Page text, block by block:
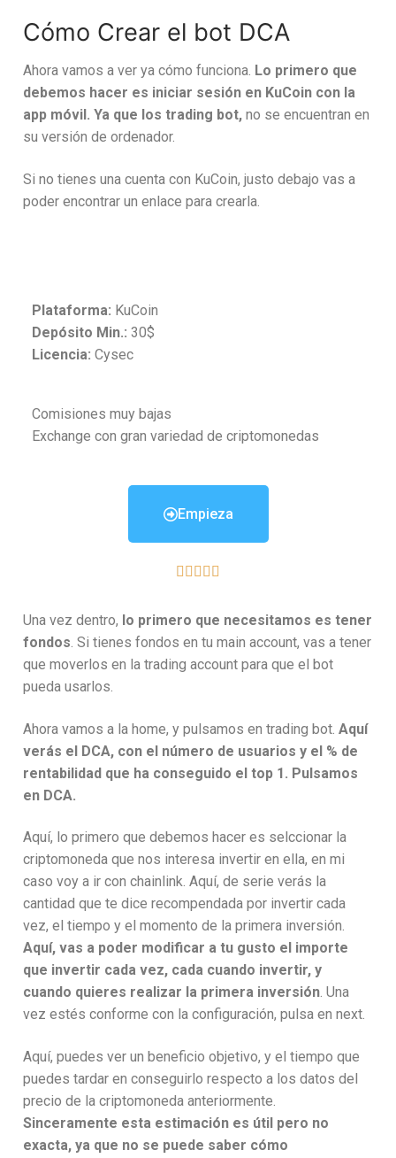
Cómo Crear el bot DCA
Ahora vamos a ver ya cómo funciona. Lo primero que
debemos hacer es iniciar sesión en KuCoin con la
app móvil. Ya que los trading bot, no se encuentran en
su versión de ordenador.
Si no tienes una cuenta con KuCoin, justo debajo vas a
poder encontrar un enlace para crearla.
Plataforma: KuCoin
Depósito Min.: 30$
Licencia: Cysec
Comisiones muy bajas
Exchange con gran variedad de criptomonedas
Empieza
    
Una vez dentro, lo primero que necesitamos es tener
fondos. Si tienes fondos en tu main account, vas a tener
que moverlos en la trading account para que el bot
pueda usarlos.
Ahora vamos a la home, y pulsamos en trading bot. Aquí
verás el DCA, con el número de usuarios y el % de
rentabilidad que ha conseguido el top 1. Pulsamos
en DCA.
Aquí, lo primero que debemos hacer es selccionar la
criptomoneda que nos interesa invertir en ella, en mi
caso voy a ir con chainlink. Aquí, de serie verás la
cantidad que te dice recompendada por invertir cada
vez, el tiempo y el momento de la primera inversión.
Aquí, vas a poder modificar a tu gusto el importe
que invertir cada vez, cada cuando invertir, y
cuando quieres realizar la primera inversión. Una
vez estés conforme con la configuración, pulsa en next.
Aquí, puedes ver un beneficio objetivo, y el tiempo que
puedes tardar en conseguirlo respecto a los datos del
precio de la criptomoneda anteriormente.
Sinceramente esta estimación es útil pero no
exacta, ya que no se puede saber cómo